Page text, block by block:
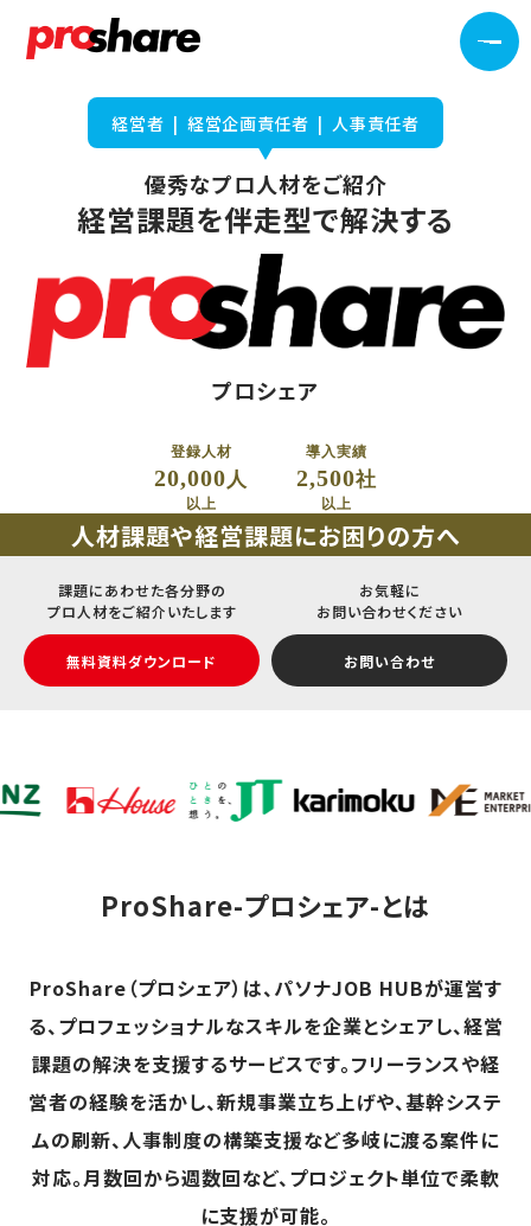
経営者 | 経営企画責任者 | 人事責任者
優秀なプロ人材をご紹介​
経営課題を伴走型で解決する
プロシェア
登録人材
20,000人
以上
導入実績
2,500社
以上
人材課題や経営課題にお困りの方へ
課題にあわせた各分野の
プロ人材をご紹介いたします
無料資料ダウンロード
お気軽に
お問い合わせください
お問い合わせ
ProShare-プロシェア-とは
ProShare（プロシェア）は、パソナJOB HUBが運営す
る、プロフェッショナルなスキルを企業とシェアし、経営
課題の解決を支援するサービスです。フリーランスや経
営者の経験を活かし、新規事業立ち上げや、基幹システ
ムの刷新、人事制度の構築支援など多岐に渡る案件に
対応。月数回から週数回など、プロジェクト単位で柔軟
に支援が可能。